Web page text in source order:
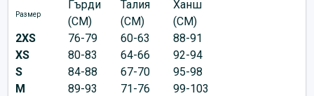
Размер
Гърди
(CM)
Талия
(CM)
Ханш
(CM)
2XS
76-79 60-63
88-91
XS
80-83 64-66
92-94
S
84-88 67-70
95-98
M
89-93 71-76
99-103